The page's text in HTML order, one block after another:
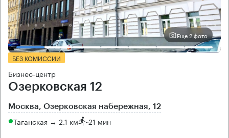
Еще 2 фото
БЕЗ КОМИССИИ
Бизнес-центр
Озерковская 12
Москва, Озерковская набережная, 12
Таганская → 2.1 км ~21 мин